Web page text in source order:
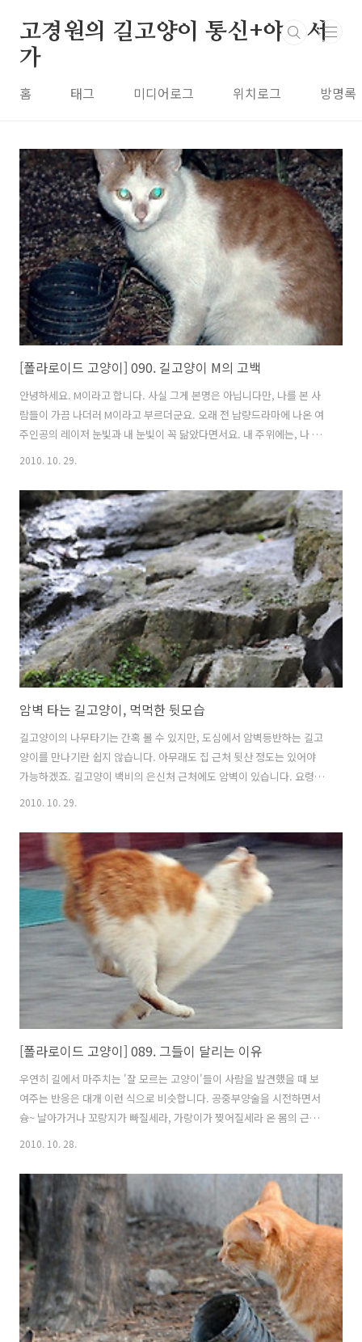
고경원의 길고양이 통신+야옹서
가
홈 태그 미디어로그 위치로그 방명록
[폴라로이드 고양이] 090. 길고양이 M의 고백
안녕하세요. M이라고 합니다. 사실 그게 본명은 아닙니다만, 나를 본 사
람들이 가끔 나더러 M이라고 부르더군요. 오래 전 납량드라마에 나온 여
주인공의 레이저 눈빛과 내 눈빛이 꼭 닮았다면서요. 내 주위에는, 나 말
고도 수많은 M이 있습니다. 한낮에 우리와 마주쳤을 때 그리 부르는 사람
은 매장에서 흘러나온 불빛에, 혹은 자동차 헤드라이트에 가끔은 우리를
사진찍기 위해 터뜨리는 카메라 플래시에 우리 눈동자가 빛을 반사하면,
그렇게 보이나 봅니다. M이 무엇인지, 텔레비전을 보지 않는 우리 길고
양이들은 알 수 없지만, 그 단어를 말하는 사람들의 표정에 약간의 껄끄
러움과 두려움이 담긴 것을 보면 한밤중에 만나는 우리 눈동자가 그리 달
갑지..
2010. 10. 29.
암벽 타는 길고양이, 먹먹한 뒷모습
길고양이의 나무타기는 간혹 볼 수 있지만, 도심에서 암벽등반하는 길고
양이를 만나기란 쉽지 않습니다. 아무래도 집 근처 뒷산 정도는 있어야
가능하겠죠. 길고양이 백비의 은신처 근처에도 암벽이 있습니다. 요령좋
은 고양이 발로는 용케 다닐 수 있지만, 사람의 뭉툭한 발로는 도저히 따
잽싸게 몸을 날립니다. 산을 탈 때는 오르는 것보다 내려갈 때 더 조심해
야 한다고 하는데, 뛰어내리는 발걸음에 거침이 없습니다. 뒷발의 곰돌이
쿠션 신발은, 이럴 때 아쉬우나마 등산화가 되어줍니다. 깎아지른 바위
계단도 성큼성큼 잘 오릅니다. 사람으로 친다면 자기 허벅지만큼 올라오
는, 높이가 꽤 되는 바위지만, 거리낌이 없습니다. 어중간히 낮은 경사의
바위산보다..
2010. 10. 29.
[폴라로이드 고양이] 089. 그들이 달리는 이유
우연히 길에서 마주치는 '잘 모르는 고양이'들이 사람을 발견했을 때 보
여주는 반응은 대개 이런 식으로 비슷합니다. 공중부양술을 시전하면서
슝~ 날아가거나 꼬랑지가 빠질세라, 가랑이가 찢어질세라 온 몸의 근육
을 총동원해 뛰어가는 것. 혼비백산해서 달아나는 고양이가 안쓰러워 괜
무리 지혜로운 엄마 고양이라 할지라도 모든 고양이에게 독심술을 가르
칠 수 없다면, 달아나는 법을 가르치는 것이 살아남기엔 더 유리할 테니
까요.
2010. 10. 28.